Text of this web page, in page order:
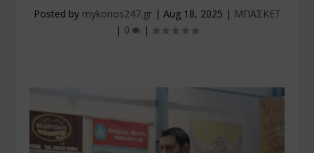
Posted by mykonos247.gr| Aug 18, 2025 | ΜΠΑΣΚΕΤ
| 0 |